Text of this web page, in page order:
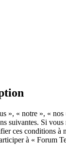
», « notre », «
Si
ces conditions
à « Forum